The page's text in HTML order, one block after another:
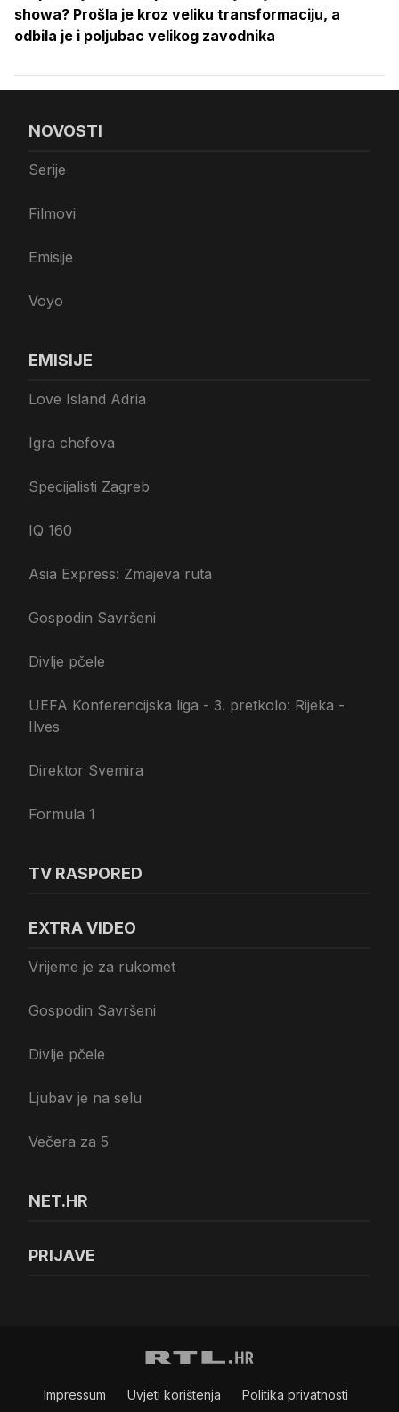
showa? Prošla je kroz veliku transformaciju, a
odbila je i poljubac velikog zavodnika
NOVOSTI
Serije
Filmovi
Emisije
Voyo
EMISIJE
Love Island Adria
Igra chefova
Specijalisti Zagreb
IQ 160
Asia Express: Zmajeva ruta
Gospodin Savršeni
Divlje pčele
UEFA Konferencijska liga - 3. pretkolo: Rijeka -
Ilves
Direktor Svemira
Formula 1
TV RASPORED
EXTRA VIDEO
Vrijeme je za rukomet
Gospodin Savršeni
Divlje pčele
Ljubav je na selu
Večera za 5
NET.HR
PRIJAVE
Impressum Uvjeti korištenja Politika privatnosti